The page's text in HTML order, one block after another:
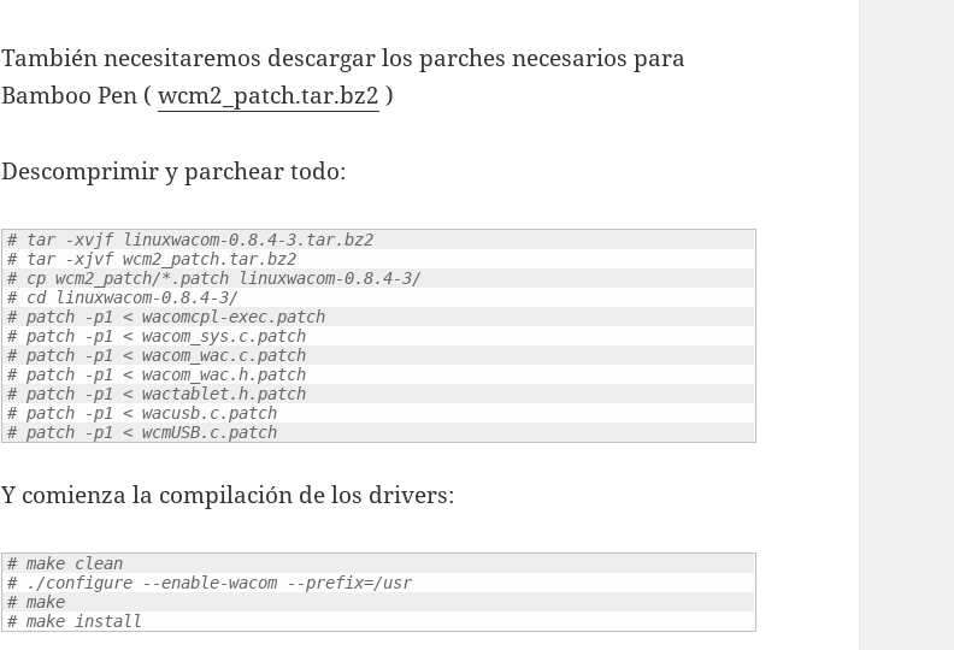
También necesitaremos descargar los parches necesarios para
Bamboo Pen (wcm2_patch.tar.bz2 )
Descomprimir y parchear todo:
# tar -xvjf linuxwacom-0.8.4-3.tar.bz2
# tar -xjvf wcm2_patch.tar.bz2
# cp wcm2_patch/*.patch linuxwacom-0.8.4-3/
# cd linuxwacom-0.8.4-3/
# patch -p1 < wacomcpl-exec.patch
# patch -p1 < wacom_sys.c.patch
# patch -p1 < wacom_wac.c.patch
# patch -p1 < wacom_wac.h.patch
# patch -p1 < wactablet.h.patch
# patch -p1 < wacusb.c.patch
# patch -p1 < wcmUSB.c.patch
Y comienza la compilación de los drivers:
# make clean
# ./configure --enable-wacom --prefix=/usr
# make
# make install